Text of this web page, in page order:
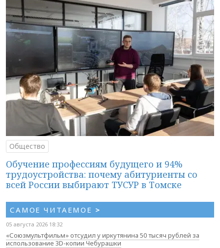
Общество
Обучение профессиям будущего и 94%
трудоустройства: почему абитуриенты со
всей России выбирают ТУСУР в Томске
САМОЕ ЧИТАЕМОЕ >
05 августа 2026 18:32
«Союзмультфильм» отсудил у иркутянина 50 тысяч рублей за
использование 3D-копии Чебурашки